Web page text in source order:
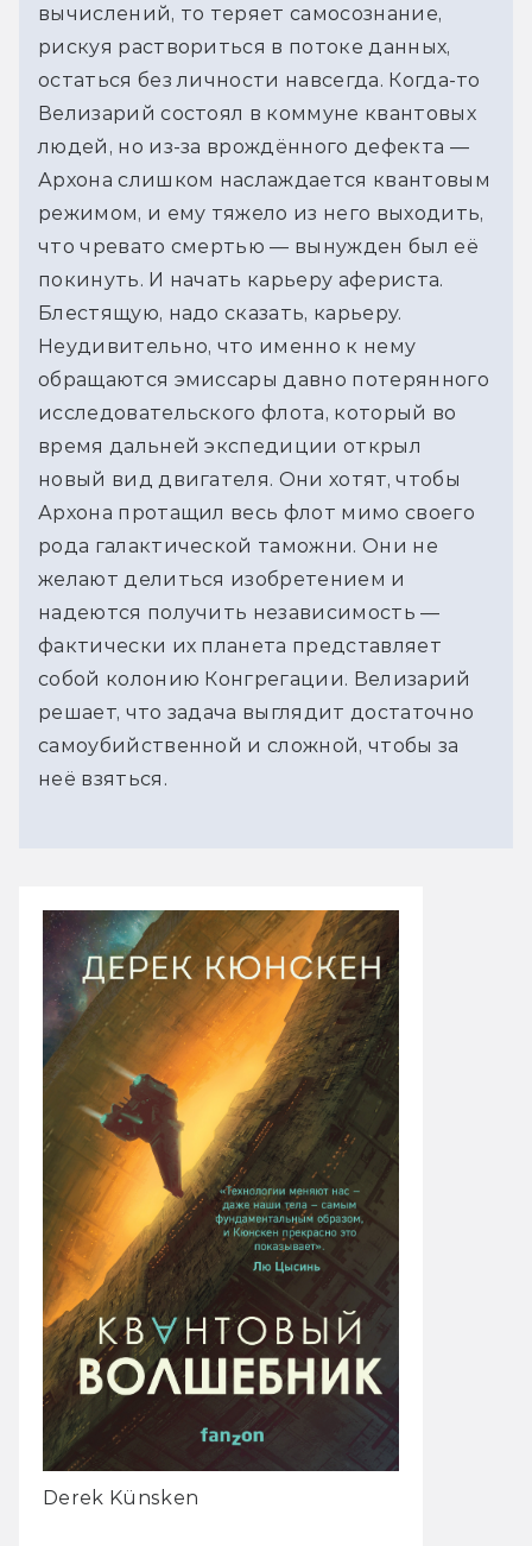
вычислений, то теряет самосознание,
рискуя раствориться в потоке данных,
остаться без личности навсегда. Когда-то
Велизарий состоял в коммуне квантовых
людей, но из-за врождённого дефекта —
Архона слишком наслаждается квантовым
режимом, и ему тяжело из него выходить,
что чревато смертью — вынужден был её
покинуть. И начать карьеру афериста.
Блестящую, надо сказать, карьеру.
Неудивительно, что именно к нему
обращаются эмиссары давно потерянного
исследовательского флота, который во
время дальней экспедиции открыл
новый вид двигателя. Они хотят, чтобы
Архона протащил весь флот мимо своего
рода галактической таможни. Они не
желают делиться изобретением и
надеются получить независимость —
фактически их планета представляет
собой колонию Конгрегации. Велизарий
решает, что задача выглядит достаточно
самоубийственной и сложной, чтобы за
неё взяться.
Derek Künsken